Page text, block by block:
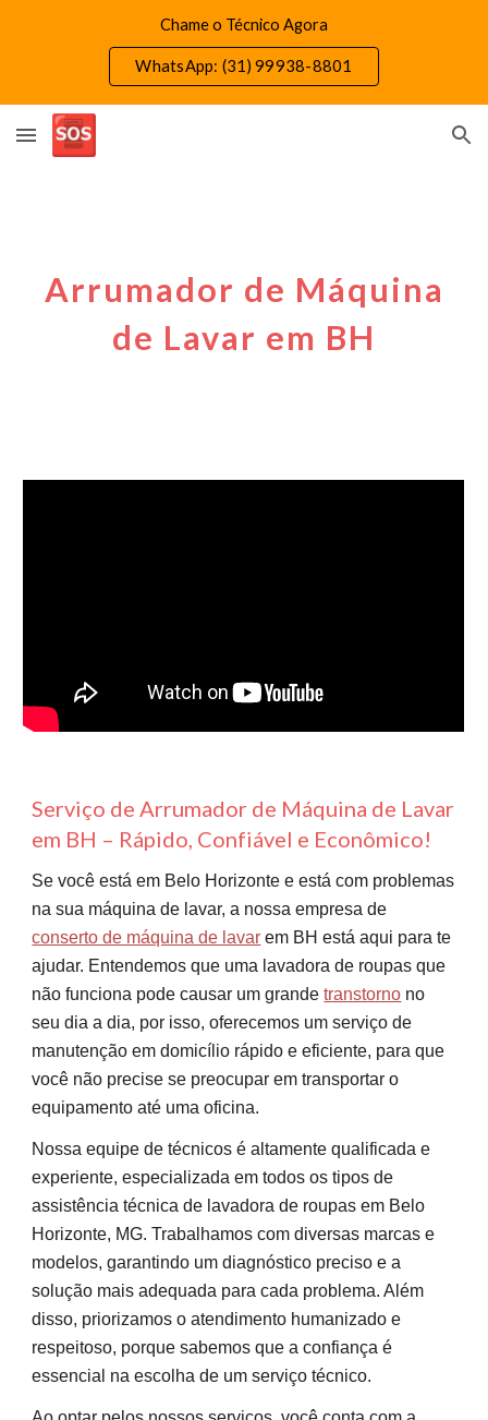
Chame o Técnico Agora
WhatsApp: (31) 99938-8801
Arrumador de Máquina
de Lavar em BH
Serviço de Arrumador de Máquina de Lavar
em BH – Rápido, Confiável e Econômico!
Se você está em Belo Horizonte e está com problemas
na sua máquina de lavar, a nossa empresa de
conserto de máquina de lavar em BH está aqui para te
ajudar. Entendemos que uma lavadora de roupas que
não funciona pode causar um grandetranstorno no
seu dia a dia, por isso, oferecemos um serviço de
manutenção em domicílio rápido e eficiente, para que
você não precise se preocupar em transportar o
equipamento até uma oficina.
Nossa equipe de técnicos é altamente qualificada e
experiente, especializada em todos os tipos de
assistência técnica de lavadora de roupas em Belo
Horizonte, MG. Trabalhamos com diversas marcas e
modelos, garantindo um diagnóstico preciso e a
solução mais adequada para cada problema. Além
disso, priorizamos o atendimento humanizado e
respeitoso, porque sabemos que a confiança é
essencial na escolha de um serviço técnico.